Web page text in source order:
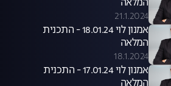
המלאה
21.1.2024
אמנון לוי 18.01.24 - התכנית
המלאה
18.1.2024
אמנון לוי 17.01.24 - התכנית